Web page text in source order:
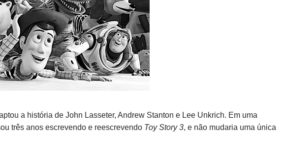
a história de John Lasseter, Andrew Stanton e Lee Unkrich. Em uma
três anos escrevendo e reescrevendo Toy Story 3, e não mudaria uma única